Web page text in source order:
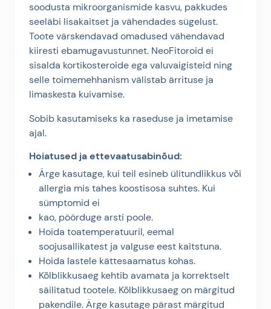
soodusta mikroorganismide kasvu, pakkudes
seeläbi lisakaitset ja vähendades sügelust.
Toote värskendavad omadused vähendavad
kiiresti ebamugavustunnet. NeoFitoroid ei
sisalda kortikosteroide ega valuvaigisteid ning
selle toimemehhanism välistab ärrituse ja
limaskesta kuivamise.
Sobib kasutamiseks ka raseduse ja imetamise
ajal.
Hoiatused ja ettevaatusabinõud:
Ärge kasutage, kui teil esineb ülitundlikkus või
allergia mis tahes koostisosa suhtes. Kui
sümptomid ei
kao, pöörduge arsti poole.
Hoida toatemperatuuril, eemal
soojusallikatest ja valguse eest kaitstuna.
Hoida lastele kättesaamatus kohas.
Kõlblikkusaeg kehtib avamata ja korrektselt
säilitatud tootele. Kõlblikkusaeg on märgitud
pakendile. Ärge kasutage pärast märgitud